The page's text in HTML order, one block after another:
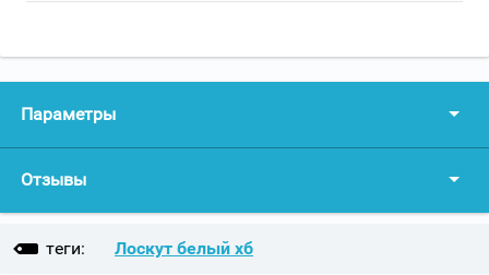
Параметры
Отзывы
теги: Лоскут белый хб